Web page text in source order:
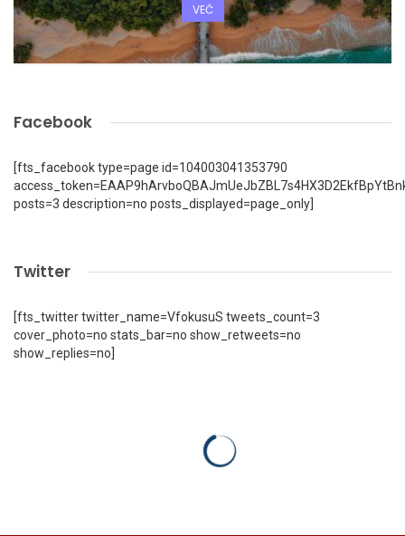
VEČ
Facebook
[fts_facebook type=page id=104003041353790
posts=3 description=no posts_displayed=page_only]
Twitter
[fts_twitter twitter_name=VfokusuS tweets_count=3
cover_photo=no stats_bar=no show_retweets=no
show_replies=no]